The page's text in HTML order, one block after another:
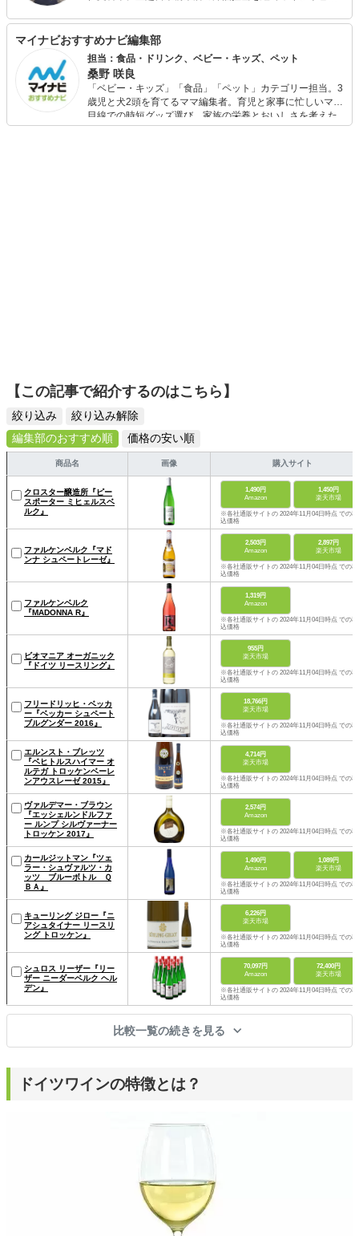
J.S.Aワインエキスパートの資格を取得。 現在はOffice Le
Lionの代表として、高知県内のワイナリーのアドバイザー
やワイン検定の講師を務める一方、ワインに関連する記事
やコラム等の執筆も多数手がけています。2019年、日本ソ
ムリエ協会高知支部副支部長に就任。
マイナビおすすめナビ編集部
担当：食品・ドリンク、ベビー・キッズ、ペット
桑野 咲良
「ベビー・キッズ」「食品」「ペット」カテゴリー担当。3
歳児と犬2頭を育てるママ編集者。育児と家事に忙しいママ
目線での時短グッズ選び、家族の栄養とおいしさを考えた
食品選び、束の間のリラックスタイムを楽しむためのスイ
【この記事で紹介するのはこちら】
絞り込み
絞り込み解除
編集部のおすすめ順
価格の安い順
商品名 画像 購入サイト
クロスター醸造所『ピー
スポーター ミヒェルスベ
ルク』
1,490円
Amazon
1,450円
楽天市場
※各社通販サイトの 2024年11月04日時点 での税
込価格
ファルケンベルク『マド
ンナ シュペートレーゼ』
2,503円
Amazon
2,897円
楽天市場
※各社通販サイトの 2024年11月04日時点 での税
込価格
ファルケンベルク
『MADONNA R』
1,319円
Amazon
※各社通販サイトの 2024年11月04日時点 での税
込価格
ビオマニア オーガニック
『ドイツ リースリング』
955円
楽天市場
※各社通販サイトの 2024年11月04日時点 での税
込価格
フリードリッヒ・ベッカ
ー『ベッカー シュペート
ブルグンダー 2016』
18,766円
楽天市場
※各社通販サイトの 2024年11月04日時点 での税
込価格
エルンスト・ブレッツ
『ベヒトルスハイマー オ
ルテガ トロッケンベーレ
ンアウスレーゼ 2015』
4,714円
楽天市場
※各社通販サイトの 2024年11月04日時点 での税
込価格
ヴァルデマー・ブラウン
『エッシェルンドルファ
ー ルンプ シルヴァーナー
トロッケン 2017』
2,574円
Amazon
※各社通販サイトの 2024年11月04日時点 での税
込価格
カールジットマン『ツェ
ラー・シュヴァルツ・カ
ッツ ブルーボトル Ｑ
ＢＡ』
1,490円
Amazon
1,089円
楽天市場
※各社通販サイトの 2024年11月04日時点 での税
込価格
キューリング ジロー『ニ
アシュタイナー リースリ
ング トロッケン』
6,226円
楽天市場
※各社通販サイトの 2024年11月04日時点 での税
込価格
シュロス リーザー『リー
ザー ニーダーベルク ヘル
デン』
70,097円
Amazon
72,400円
楽天市場
※各社通販サイトの 2024年11月04日時点 での税
込価格
比較一覧の続きを見る
ドイツワインの特徴とは？